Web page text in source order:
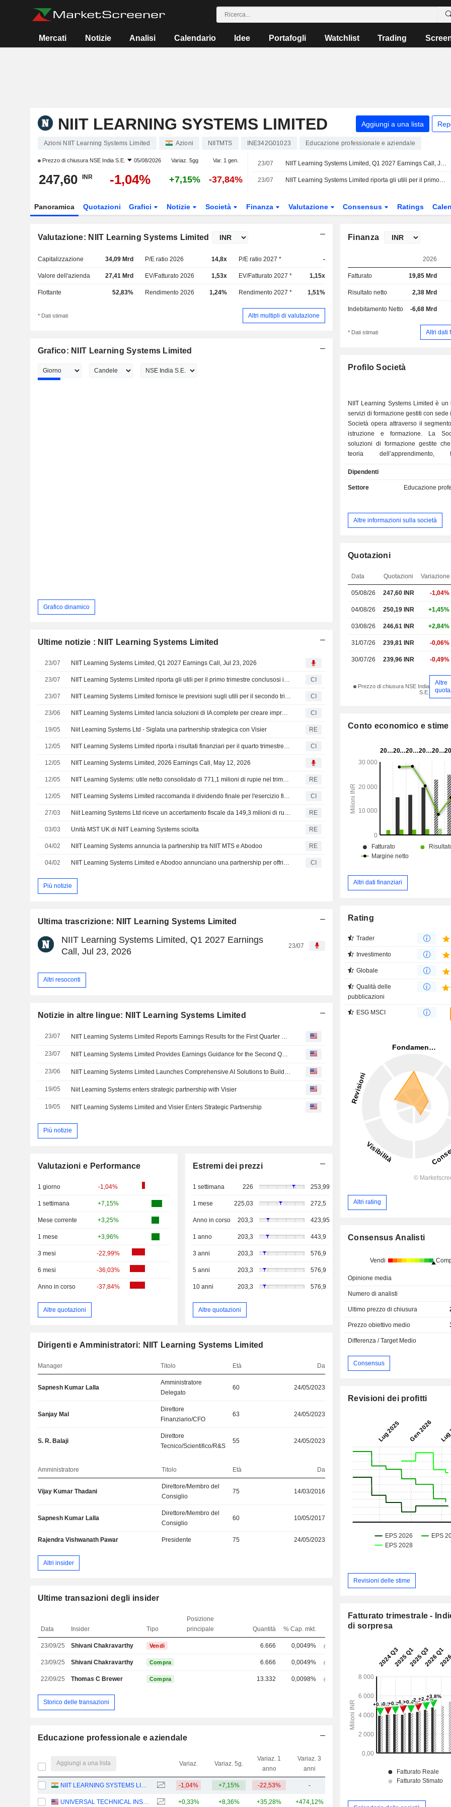
Mercati Notizie Analisi Calendario Idee Portafogli Watchlist Trading
NIIT LEARNING SYSTEMS LIMITED Aggiungi a una lista
Azioni NIIT Learning Systems Limited Azioni NIITMTS INE342G01023 Educazione professionale e aziendale
Prezzo di chiusura NSE India S.E. 05/08/2026 Variaz. 5gg Var. 1 gen.
247,60 INR -1,04% +7,15% -37,84%
23/07 NIIT Learning Systems Limited, Q1 2027 Earnings Call, Jul 23, 2026
23/07 NIIT Learning Systems Limited riporta gli utili per il primo trimestre conclusosi il 30 giugno 2026
Panoramica Quotazioni Grafici Notizie Società Finanza Valutazione Consensus Ratings
Valutazione: NIIT Learning Systems Limited
Capitalizzazione 34,09 Mrd P/E ratio 2026 14,8x P/E ratio 2027 * -
Valore dell'azienda 27,41 Mrd EV/Fatturato 2026 1,53x EV/Fatturato 2027 * 1,15x
Flottante 52,83% Rendimento 2026 1,24% Rendimento 2027 * 1,51%
* Dati stimati Altri multipli di valutazione
Grafico: NIIT Learning Systems Limited
Grafico dinamico
Ultime notizie : NIIT Learning Systems Limited
23/07 NIIT Learning Systems Limited, Q1 2027 Earnings Call, Jul 23, 2026
23/07 NIIT Learning Systems Limited riporta gli utili per il primo trimestre conclusosi il 30 giugno 2026 CI
23/07 NIIT Learning Systems Limited fornisce le previsioni sugli utili per il secondo trimestre e per l'intero esercizio 2027 CI
23/06 NIIT Learning Systems Limited lancia soluzioni di IA complete per creare imprese L&D pronte all'intelligenza artificiale CI
19/05 Niit Learning Systems Ltd - Siglata una partnership strategica con Visier RE
12/05 NIIT Learning Systems Limited riporta i risultati finanziari per il quarto trimestre conclusosi il 31 marzo 2026 CI
12/05 NIIT Learning Systems Limited, 2026 Earnings Call, May 12, 2026
12/05 NIIT Learning Systems: utile netto consolidato di 771,1 milioni di rupie nel trimestre di marzo RE
12/05 NIIT Learning Systems Limited raccomanda il dividendo finale per l'esercizio finanziario 2025-26 CI
27/03 Niit Learning Systems Ltd riceve un accertamento fiscale da 149,3 milioni di rupie RE
03/03 Unità MST UK di NIIT Learning Systems sciolta RE
04/02 NIIT Learning Systems annuncia la partnership tra NIIT MTS e Abodoo RE
04/02 NIIT Learning Systems Limited e Abodoo annunciano una partnership per offrire soluzioni di intelligenza delle competenze e sviluppo della forza lavoro di nuova generazione alle imprese globali CI
Più notizie
Ultima trascrizione: NIIT Learning Systems Limited
NIIT Learning Systems Limited, Q1 2027 Earnings
Call, Jul 23, 2026
23/07
Altri resoconti
Notizie in altre lingue: NIIT Learning Systems Limited
23/07
23/07
23/06
19/05 Niit Learning Systems enters strategic partnership with Visier
19/05 NIIT Learning Systems Limited and Visier Enters Strategic Partnership
Più notizie
Valutazioni e Performance
1 giorno -1,04%
1 settimana +7,15%
Mese corrente +3,25%
1 mese +3,96%
3 mesi -22,99%
6 mesi -36,03%
Anno in corso -37,84%
Altre quotazioni
Estremi dei prezzi
1 settimana 226 253,99
1 mese 225,03 272,5
Anno in corso 203,3 423,95
1 anno 203,3 443,9
3 anni 203,3 576,9
5 anni 203,3 576,9
10 anni 203,3 576,9
Altre quotazioni
Dirigenti e Amministratori: NIIT Learning Systems Limited
Manager Titolo Età Da
Sapnesh Kumar Lalla
Amministratore
Delegato
60 24/05/2023
Sanjay Mal
Direttore
Finanziario/CFO
63 24/05/2023
S. R. Balaji
Direttore
Tecnico/Scientifico/R&S
55 24/05/2023
Amministratore Titolo Età Da
Vijay Kumar Thadani
Direttore/Membro del
Consiglio
75 14/03/2016
Sapnesh Kumar Lalla
Direttore/Membro del
Consiglio
60 10/05/2017
Rajendra Vishwanath Pawar Presidente 75 24/05/2023
Altri insider
Ultime transazioni degli insider
Data Insider Tipo
Posizione
principale
Quantità % Cap. mkt.
23/09/25 Shivani Chakravarthy Vendi 6.666 0,0049%
23/09/25 Shivani Chakravarthy Compra 6.666 0,0049%
22/09/25 Thomas C Brewer Compra 13.332 0,0098%
Storico delle transazioni
Educazione professionale e aziendale
Aggiungi a una lista Variaz. Variaz. 5g.
Variaz. 1
anno
Variaz. 3
anni
-1,04% +7,15% -22,53% -
+0,33% +8,36% +35,28% +474,12% 2,33 Mrd
Finanza
2026
Fatturato 19,85 Mrd
Risultato netto 2,38 Mrd
Indebitamento Netto -6,68 Mrd
* Dati stimati Altri dati
Profilo Società
NIIT Learning Systems Limited è un
servizi di formazione gestiti con sede
Società opera attraverso il
istruzione e formazione. La
soluzioni di formazione gestite
teoria dell’apprendimento,
una forza lavoro dinamica. La
di servizi di formazione gestiti
progettazione di contenuti e
gestione amministrativa della
l’approvvigionamento strategico, le
inoltre soluzioni
clienti, la gestione del bacino di
servizio, la formazione in materia
equità e inclusione (DE&I), la
leadership e di sviluppo
clienti di trasformare i loro
apprendimento e aumentando al
Dipendenti
Settore
Educazione
Altre informazioni sulla società
Quotazioni
Data Quotazioni Variazione
05/08/26 247,60 INR -1,04%
04/08/26 250,19 INR +1,45%
03/08/26 246,61 INR +2,84%
31/07/26 239,81 INR -0,06%
30/07/26 239,96 INR -0,49%
Prezzo di chiusura NSE India
S.E.
Altre
Conto economico e stime
Altri dati finanziari
Rating
Trader
Investimento
Globale
Qualità delle
pubblicazioni
ESG MSCI
Altri rating
Consensus Analisti
Vendi
Opinione media
Numero di analisti
Ultimo prezzo di chiusura
Prezzo obiettivo medio
Differenza / Target Medio
Consensus
Revisioni dei profitti
Revisioni delle stime
Fatturato trimestrale -
di sorpresa